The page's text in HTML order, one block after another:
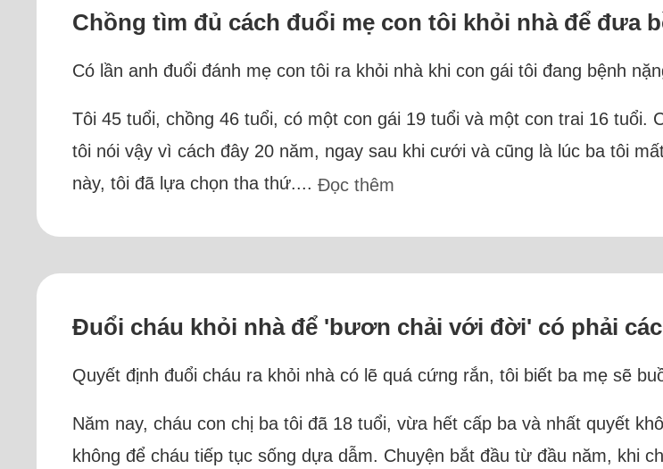
Chồng tìm đủ cách đuổi mẹ con tôi khỏi nhà để đưa
Có lần anh đuổi đánh mẹ con tôi ra khỏi nhà khi con gái tôi đang bệnh
Tôi 45 tuổi, chồng 46 tuổi, có một con gái 19 tuổi và một con trai 16
tôi nói vậy vì cách đây 20 năm, ngay sau khi cưới và cũng là lúc ba tôi
này, tôi đã lựa chọn tha thứ.... Đọc thêm
Đuổi cháu khỏi nhà để 'bươn chải với đời' có phải
Quyết định đuổi cháu ra khỏi nhà có lẽ quá cứng rắn, tôi biết ba mẹ sẽ
Năm nay, cháu con chị ba tôi đã 18 tuổi, vừa hết cấp ba và nhất quyết
không để cháu tiếp tục sống dựa dẫm. Chuyện bắt đầu từ đầu năm, khi